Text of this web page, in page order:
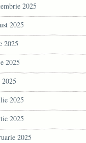
2025
2025
2025
2025
2025
2025
2025